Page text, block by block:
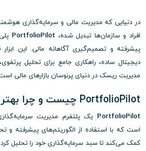
در دنیایی که مدیریت مالی و سرمایه‌گذاری
افراد و سازمان‌ها تبدیل شده، PortfolioPilot
پیشرفته و تصمیم‌گیری آگاهانه مالی. این ابزار
دیجیتال ساده، راهکاری جامع برای تحلیل
مدیریت ریسک در دنیای پرنوسان بازارهای مالی
PortfolioPilot چیست و چرا بهترین انتخاب است؟
PortfolioPilot یک پلتفرم مدیریت
است که با استفاده از الگوریتم‌های پیشرفته و
کمک می‌کند تا سبد سرمایه‌گذاری خود را تحلیل